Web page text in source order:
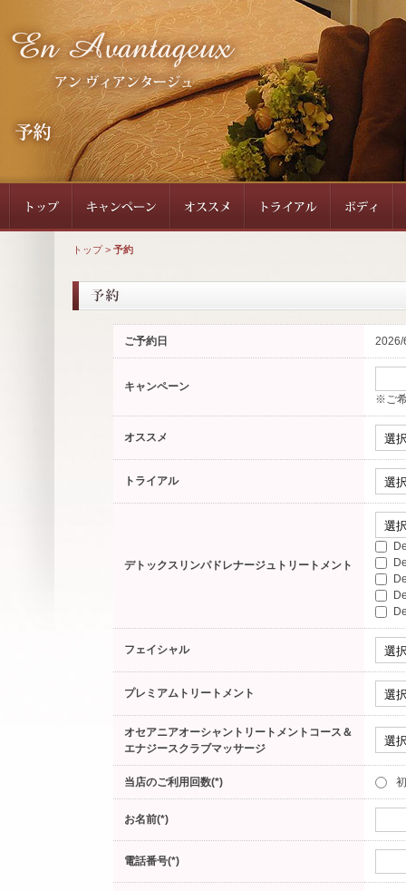
トップ> 予約
ご予約日 2026/
キャンペーン
※ご
オススメ
トライアル
デトックスリンパドレナージュトリートメント
フェイシャル
プレミアムトリートメント
オセアニアオーシャントリートメントコース＆
エナジースクラブマッサージ
当店のご利用回数(*)
お名前(*)
電話番号(*)